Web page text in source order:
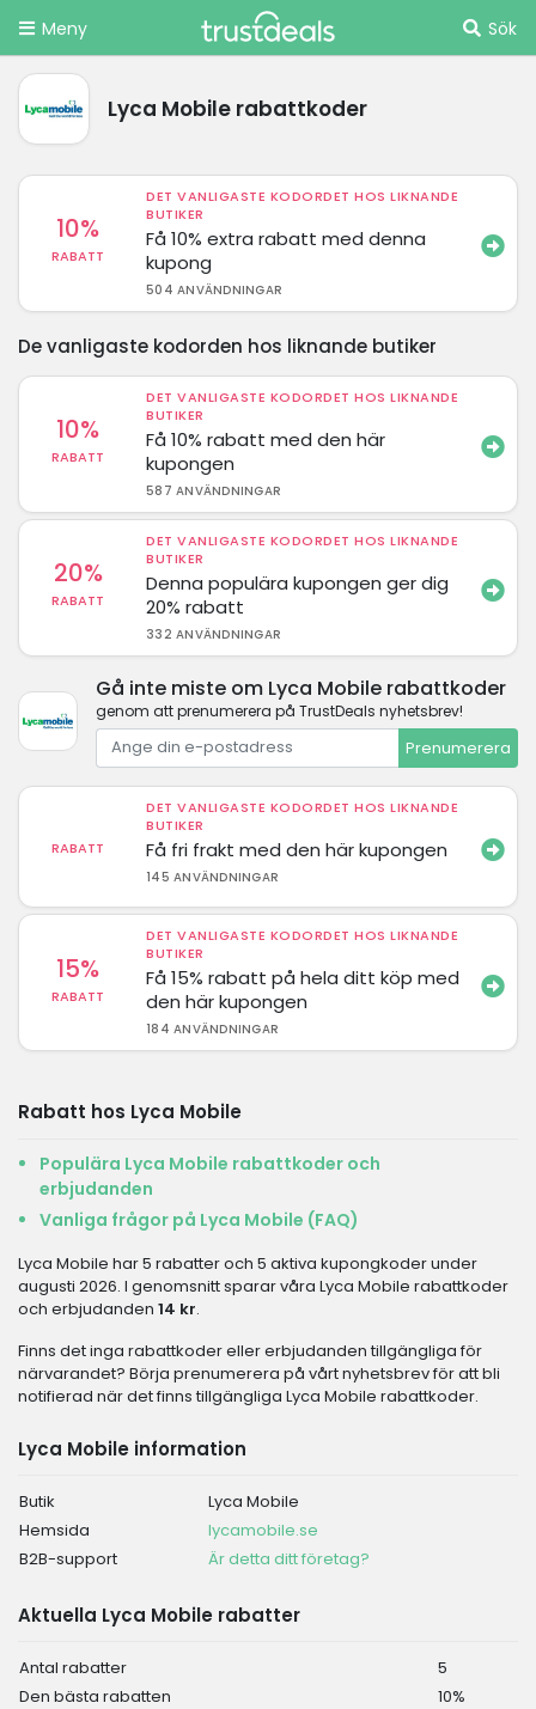
Meny Sök
Lyca Mobile rabattkoder
10%
RABATT
DET VANLIGASTE KODORDET HOS LIKNANDE
BUTIKER
Få 10% extra rabatt med denna
kupong
504 ANVÄNDNINGAR
De vanligaste kodorden hos liknande butiker
10%
RABATT
DET VANLIGASTE KODORDET HOS LIKNANDE
BUTIKER
Få 10% rabatt med den här
kupongen
587 ANVÄNDNINGAR
20%
RABATT
DET VANLIGASTE KODORDET HOS LIKNANDE
BUTIKER
Denna populära kupongen ger dig
20% rabatt
332 ANVÄNDNINGAR
Gå inte miste om Lyca Mobile rabattkoder
genom att prenumerera på TrustDeals nyhetsbrev!
Prenumerera
RABATT
DET VANLIGASTE KODORDET HOS LIKNANDE
BUTIKER
Få fri frakt med den här kupongen
145 ANVÄNDNINGAR
15%
RABATT
DET VANLIGASTE KODORDET HOS LIKNANDE
BUTIKER
Få 15% rabatt på hela ditt köp med
den här kupongen
184 ANVÄNDNINGAR
Rabatt hos Lyca Mobile
Populära Lyca Mobile rabattkoder och
erbjudanden
Vanliga frågor på Lyca Mobile (FAQ)
Lyca Mobile har 5 rabatter och 5 aktiva kupongkoder under
augusti 2026. I genomsnitt sparar våra Lyca Mobile rabattkoder
och erbjudanden 14 kr.
Finns det inga rabattkoder eller erbjudanden tillgängliga för
närvarandet? Börja prenumerera på vårt nyhetsbrev för att bli
notifierad när det finns tillgängliga Lyca Mobile rabattkoder.
Lyca Mobile information
Butik
Lyca Mobile
Hemsida
lycamobile.se
B2B-support
Är detta ditt företag?
Aktuella Lyca Mobile rabatter
Antal rabatter
5
Den bästa rabatten
10%